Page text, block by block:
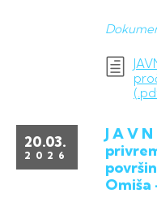
20.03.
2026
J A V N
Omiša